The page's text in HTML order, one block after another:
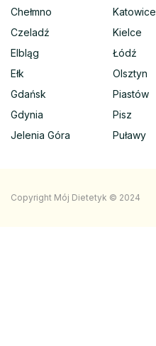
Chełmno
Czeladź
Elbląg
Ełk
Gdańsk
Gdynia
Jelenia Góra
Katowice
Kielce
Łódź
Olsztyn
Piastów
Pisz
Puławy
Copyright Mój Dietetyk © 2024